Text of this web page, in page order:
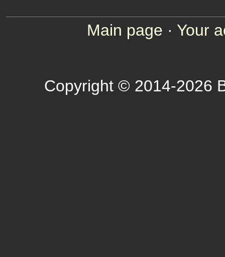
Main page · Your
Copyright © 2014-2026